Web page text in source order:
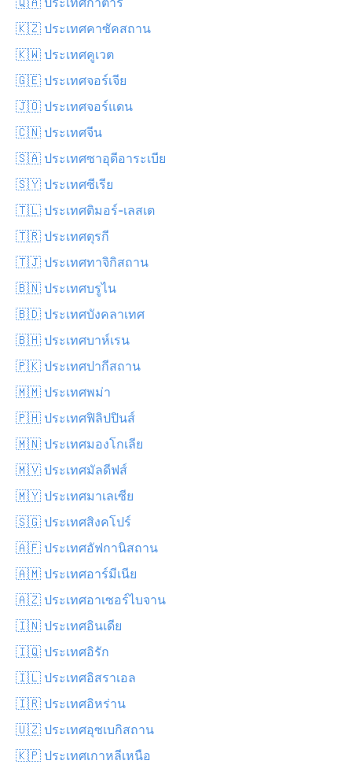
🇰🇿 ประเทศคาซัคสถาน
🇰🇼 ประเทศคูเวต
🇬🇪 ประเทศจอร์เจีย
🇯🇴 ประเทศจอร์แดน
🇨🇳 ประเทศจีน
🇸🇦 ประเทศซาอุดีอาระเบีย
🇸🇾 ประเทศซีเรีย
🇹🇱 ประเทศติมอร์-เลสเต
🇹🇷 ประเทศตุรกี
🇹🇯 ประเทศทาจิกิสถาน
🇧🇳 ประเทศบรูไน
🇧🇩 ประเทศบังคลาเทศ
🇧🇭 ประเทศบาห์เรน
🇵🇰 ประเทศปากีสถาน
🇲🇲 ประเทศพม่า
🇵🇭 ประเทศฟิลิปปินส์
🇲🇳 ประเทศมองโกเลีย
🇲🇻 ประเทศมัลดีฟส์
🇲🇾 ประเทศมาเลเซีย
🇸🇬 ประเทศสิงคโปร์
🇦🇫 ประเทศอัฟกานิสถาน
🇦🇲 ประเทศอาร์มีเนีย
🇦🇿 ประเทศอาเซอร์ไบจาน
🇮🇳 ประเทศอินเดีย
🇮🇶 ประเทศอิรัก
🇮🇱 ประเทศอิสราเอล
🇮🇷 ประเทศอิหร่าน
🇺🇿 ประเทศอุซเบกิสถาน
🇰🇵 ประเทศเกาหลีเหนือ